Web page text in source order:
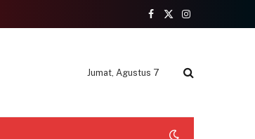
Facebook
X
Instagram
Jumat, Agustus 7